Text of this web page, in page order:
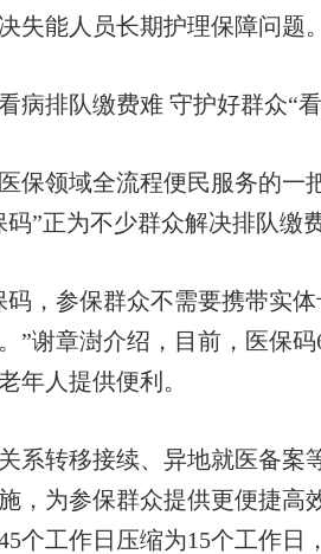
失能人员长期护理保障问题。
病排队缴费难 守护好群众“
领域全流程便民服务的一
”正为不少群众解决排队缴
参保群众不需要携带实体
”谢章澍介绍，目前，医保
年人提供便利。
转移接续、异地就医备案
，为参保群众提供更便捷高
个工作日压缩为15个工作